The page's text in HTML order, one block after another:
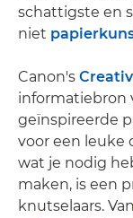
schattigste en
niet
Canon's
informatiebron
geïnspireerde
voor een leuke
wat je nodig
maken, is een
knutselaars. Van